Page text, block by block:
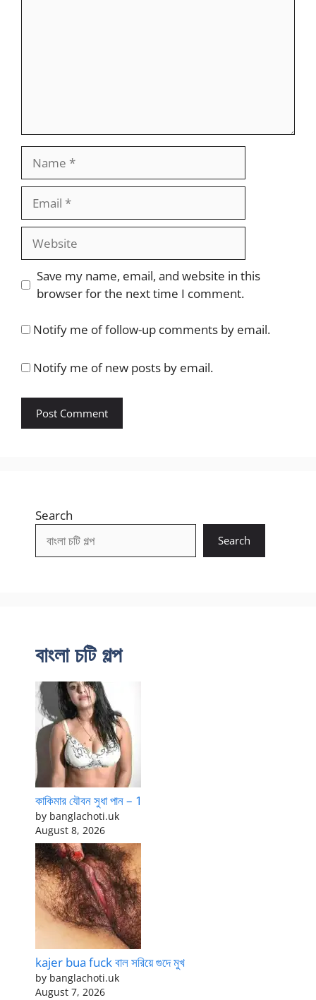
Website
Save my name, email, and website in this
browser for the next time I comment.
Notify me of follow-up comments by email.
Notify me of new posts by email.
Search
Search
বাংলা চটি গল্প
কাকিমার যৌবন সুধা পান – 1
by banglachoti.uk
August 8, 2026
kajer bua fuck বাল সরিয়ে গুদে মুখ
by banglachoti.uk
August 7, 2026